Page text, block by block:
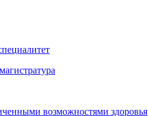
возможностями здоровья